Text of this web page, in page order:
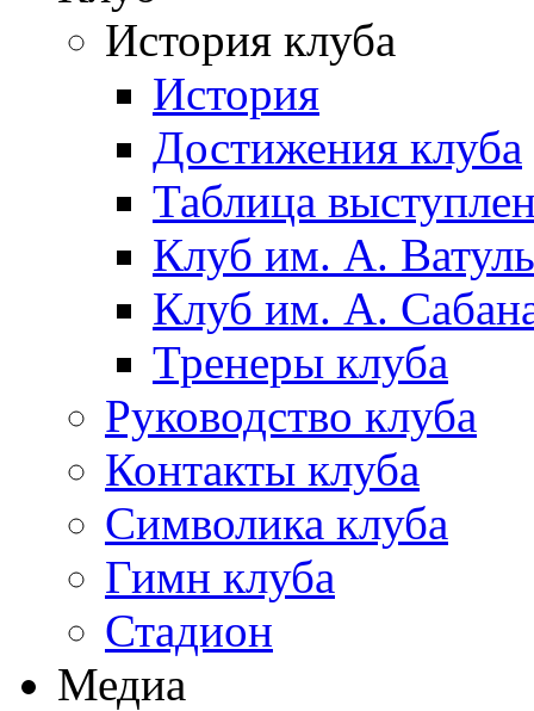
История клуба
История
Достижения клуба
Таблица
Клуб им. А.
Клуб им. А.
Тренеры клуба
Руководство клуба
Контакты клуба
Символика клуба
Гимн клуба
Стадион
Медиа